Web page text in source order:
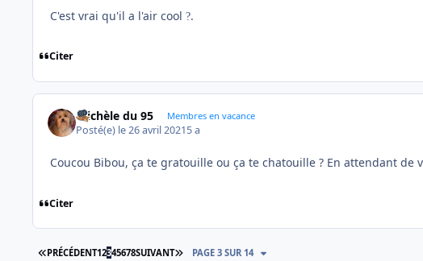
C'est vrai qu'il a l'air cool ?.
Citer
michèle du 95 Membres en vacance
Posté(e) le 26 avril 20215 a
Coucou Bibou, ça te gratouille ou ça te chatouille ? En attendant
Citer
PREMIÈRE PAGE
PRÉCÉDENT12345678SUIVANT DERNIÈRE PAGE
PAGE 3 SUR 14